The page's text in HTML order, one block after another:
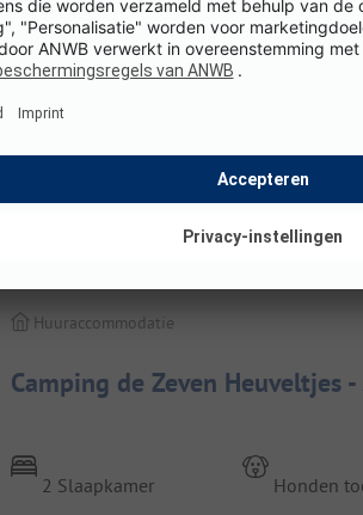
Camping de Zeven Heuveltjes
Huuraccommodatie
2 Slaapkamer Honden